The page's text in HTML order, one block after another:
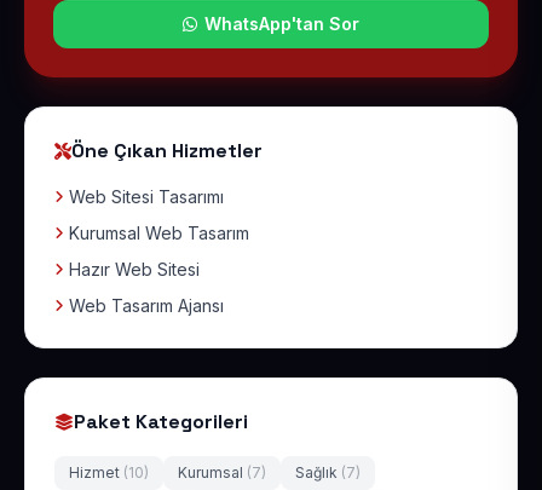
WhatsApp'tan Sor
Öne Çıkan Hizmetler
Web Sitesi Tasarımı
Kurumsal Web Tasarım
Hazır Web Sitesi
Web Tasarım Ajansı
Paket Kategorileri
Hizmet (10) Kurumsal (7) Sağlık (7)